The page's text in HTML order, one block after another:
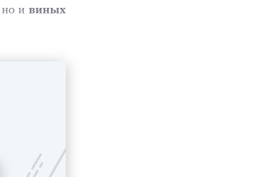
но и виных